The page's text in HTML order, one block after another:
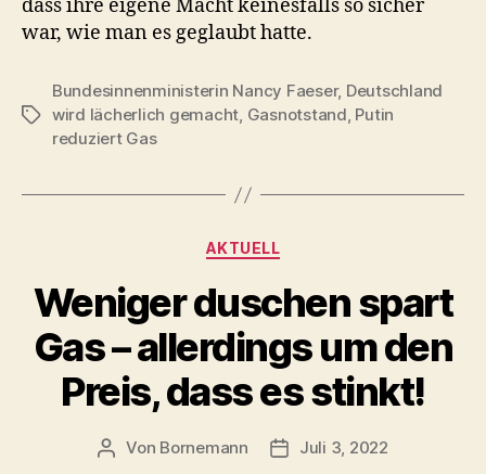
dass ihre eigene Macht keinesfalls so sicher
war, wie man es geglaubt hatte.
Schlagwörter
Bundesinnenministerin Nancy Faeser, Deutschland
wird lächerlich gemacht, Gasnotstand, Putin
reduziert Gas
Kategorien
AKTUELL
Weniger duschen spart
Gas – allerdings um den
Preis, dass es stinkt!
Beitragsautor
Von Bornemann Veröffentlichungsdatum
Juli 3, 2022